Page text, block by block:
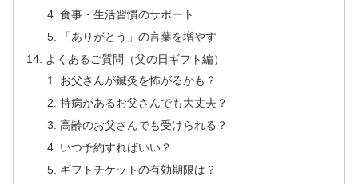
食事・生活習慣のサポート
「ありがとう」の言葉を増やす
よくあるご質問（父の日ギフト編）
お父さんが鍼灸を怖がるかも？
持病があるお父さんでも大丈夫？
高齢のお父さんでも受けられる？
いつ予約すればいい？
ギフトチケットの有効期限は？